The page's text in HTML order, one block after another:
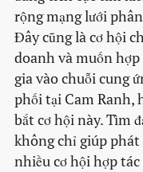
rộng mạng lưới
Đây cũng là cơ hội
doanh và muốn
gia vào chuỗi cung
phối tại Cam Ranh,
bắt cơ hội này. Tìm
không chỉ giúp
nhiều cơ hội hợp